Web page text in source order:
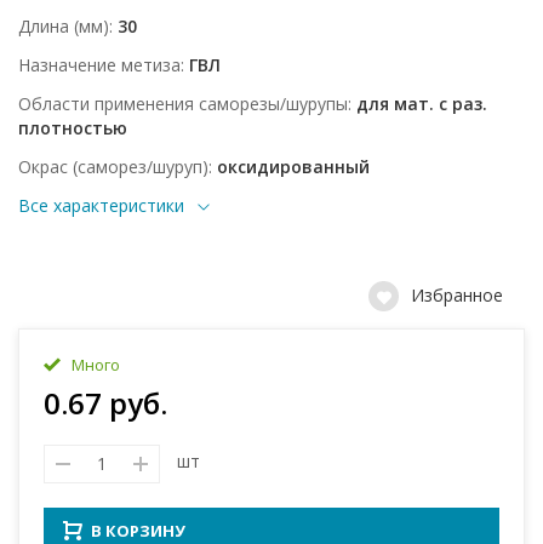
Длина (мм) 30
Назначение метиза ГВЛ
Области применения саморезы/шурупы для мат. с раз.
плотностью
Окрас (саморез/шуруп) оксидированный
Все характеристики
Избранное
Много
0.67 руб.
шт
В КОРЗИНУ